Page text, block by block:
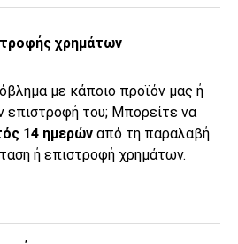
χρημάτων
με κάποιο προϊόν μας ή
επιστροφή του; Μπορείτε να
14 ημερών από τη παραλαβή
ή επιστροφή χρημάτων.